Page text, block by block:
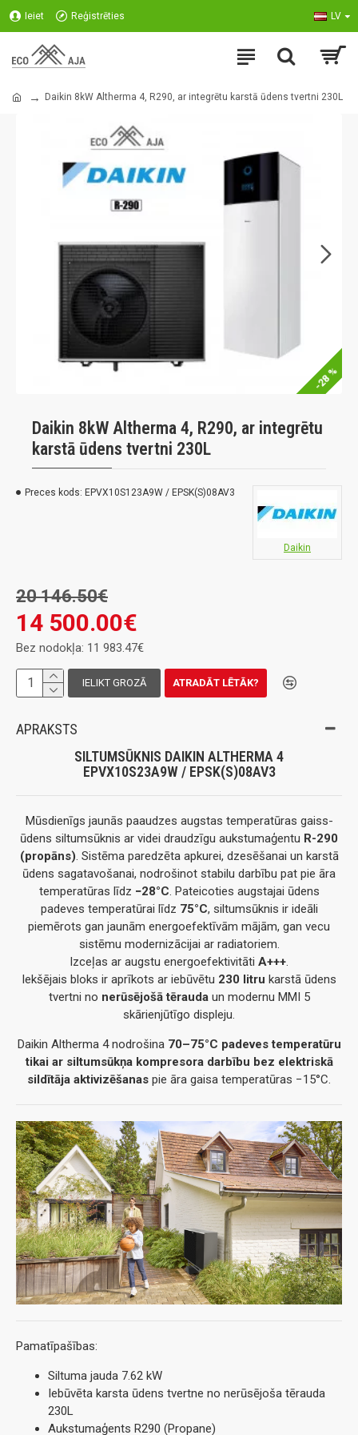
Ieiet Reģistrēties LV
Daikin 8kW Altherma 4, R290, ar integrētu karstā ūdens tvertni 230L
-28 %
Daikin 8kW Altherma 4, R290, ar integrētu
karstā ūdens tvertni 230L
Preces kods: EPVX10S123A9W / EPSK(S)08AV3
Daikin
14 500.00€
20 146.50€
Bez nodokļa: 11 983.47€
IELIKT GROZĀ ATRADĀT LĒTĀK?
APRAKSTS
SILTUMSŪKNIS DAIKIN ALTHERMA 4
EPVX10S23A9W / EPSK(S)08AV3
Mūsdienīgs jaunās paaudzes augstas temperatūras gaiss-
ūdens siltumsūknis ar videi draudzīgu aukstumaģentu R-290
(propāns). Sistēma paredzēta apkurei, dzesēšanai un karstā
ūdens sagatavošanai, nodrošinot stabilu darbību pat pie āra
temperatūras līdz −28°C. Pateicoties augstajai ūdens
padeves temperatūrai līdz 75°C, siltumsūknis ir ideāli
piemērots gan jaunām energoefektīvām mājām, gan vecu
sistēmu modernizācijai ar radiatoriem.
Izceļas ar augstu energoefektivitāti A+++.
Iekšējais bloks ir aprīkots ar iebūvētu 230 litru karstā ūdens
tvertni no nerūsējošā tēraudaun modernu MMI 5
skārienjūtīgo displeju.
Daikin Altherma 4 nodrošina 70–75°C padeves temperatūru
tikai ar siltumsūkņa kompresora darbību bez elektriskā
sildītāja aktivizēšanas pie āra gaisa temperatūras −15°C.
Pamatīpašības:
Siltuma jauda 7.62 kW
Iebūvēta karsta ūdens tvertne no nerūsējoša tērauda
230L
Aukstumaģents R290 (Propane)